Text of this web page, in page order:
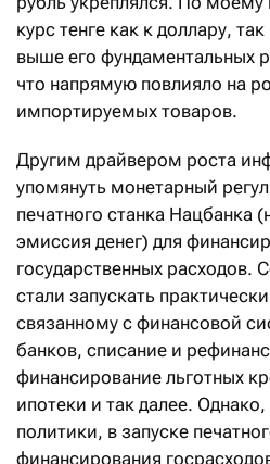
курс тенге как к доллару,
выше его фундаментальных
что напрямую повлияло на
импортируемых товаров.
Другим драйвером роста
упомянуть монетарный
печатного станка Нацбанка
эмиссия денег) для
государственных расходов.
стали запускать
связанному с финансовой
банков, списание и
финансирование льготных
ипотеки и так далее.
политики, в запуске
финансирования